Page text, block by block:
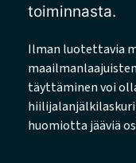
toiminnasta.
Ilman luotettavia
täyttäminen voi
huomiotta jääviä